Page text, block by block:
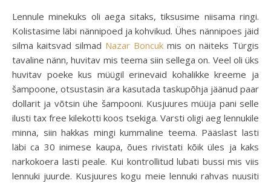
Lennule minekuks oli aega sitaks, tiksusime niisama ringi.
Kolistasime läbi nännipoed ja kohvikud. Ühes nännipoes jäid
silma kaitsvad silmad Nazar Boncuk mis on näiteks Türgis
tavaline nänn, huvitav mis teema siin sellega on. Veel oli üks
huvitav poeke kus müügil erinevaid kohalikke kreeme ja
šampoone, otsustasin ära kasutada taskupõhja jäänud paar
dollarit ja võtsin ühe šampooni. Kusjuures müüja pani selle
ilusti tax free kilekotti koos tsekiga. Varsti oligi aeg lennukile
minna, siin hakkas mingi kummaline teema. Pääslast lasti
läbi ca 30 inimese kaupa, õues rivistati kõik üles ja kaks
narkokoera lasti peale. Kui kontrollitud lubati bussi mis viis
lennuki juurde. Kusjuures kogu meie lennuki rahvas nuusiti